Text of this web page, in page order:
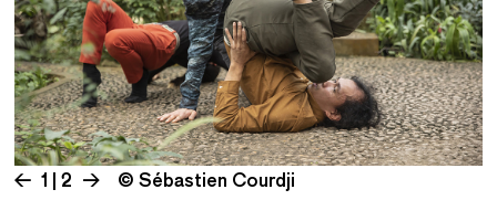
1 | 2 © Sébastien Courdji